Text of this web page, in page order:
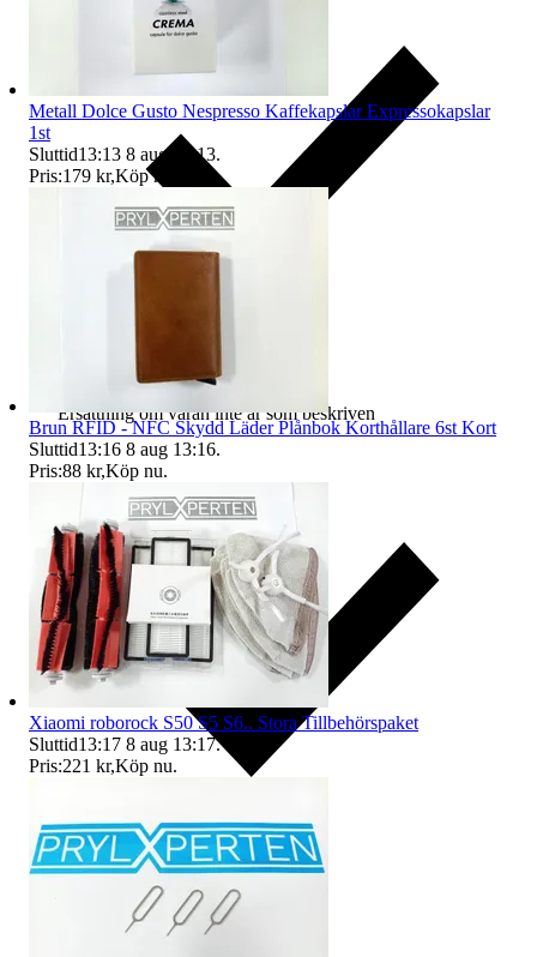
Ersättning om varan inte är som beskriven
Ersättning om du inte får din vara
Metall Dolce Gusto Nespresso Kaffekapslar Expressokapslar
1st
Sluttid13:13 8 aug 13:13.
Pris:179 kr,Köp nu
Brun RFID - NFC Skydd Läder Plånbok Korthållare 6st Kort
Sluttid13:16 8 aug 13:16.
Pris:88 kr,Köp nu.
Xiaomi roborock S50 S5 S6.. Stora Tillbehörspaket
Sluttid13:17 8 aug 13:17.
Pris:221 kr,Köp nu.